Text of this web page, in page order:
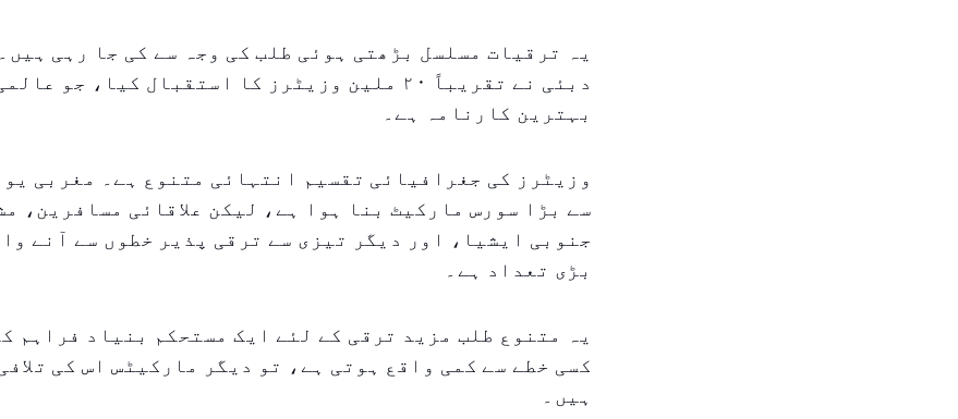
یہ ترقیات مسلسل بڑھتی ہوئی طلب کی وجہ سے کی جا رہی
دبئی نے تقریباً ۲۰ ملین وزیٹرز کا استقبال کیا، جو
بہترین کارنامہ ہے۔
وزیٹرز کی جغرافیائی تقسیم انتہائی متنوع ہے۔ مغربی
سے بڑا سورس مارکیٹ بنا ہوا ہے، لیکن علاقائی مسافرین،
جنوبی ایشیا، اور دیگر تیزی سے ترقی پذیر خطوں سے آنے
بڑی تعداد ہے۔
یہ متنوع طلب مزید ترقی کے لئے ایک مستحکم بنیاد فراہم
کسی خطے سے کمی واقع ہوتی ہے، تو دیگر مارکیٹس اس کی
ہیں۔